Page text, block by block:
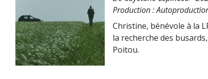
Production :
Christine, bénévole à la
la recherche des
Poitou.